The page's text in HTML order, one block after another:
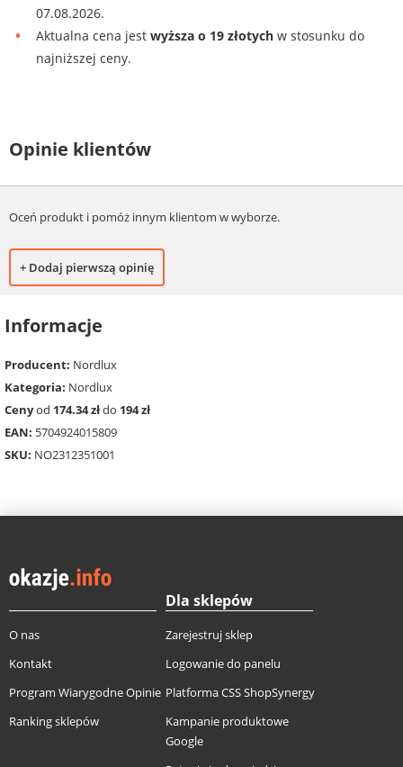
07.08.2026.
Aktualna cena jest wyższa o 19 złotych w stosunku do
najniższej ceny.
Opinie klientów
Oceń produkt i pomóż innym klientom w wyborze.
+ Dodaj pierwszą opinię
Informacje
Producent: Nordlux
Kategoria: Nordlux
Cenyod 174.34 złdo 194 zł
EAN: 5704924015809
SKU: NO2312351001
O nas
Kontakt
Program Wiarygodne Opinie
Ranking sklepów
Dla sklepów
Zarejestruj sklep
Logowanie do panelu
Platforma CSS ShopSynergy
Kampanie produktowe
Google